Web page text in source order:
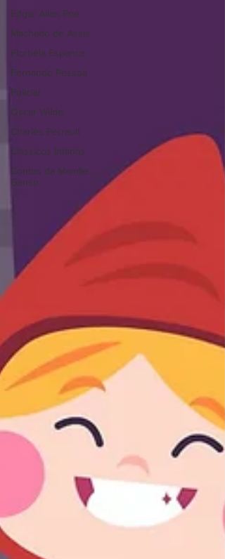
Edgar Allan Poe
Machado de Assis
Florbela Espanca
Fernando Pessoa
Policial
Oscar Wilde
Charles Perrault
Clássicos Infantis
Contos da Mamãe
Ganso